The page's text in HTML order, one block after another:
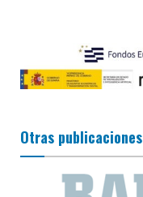
Otras publicaciones